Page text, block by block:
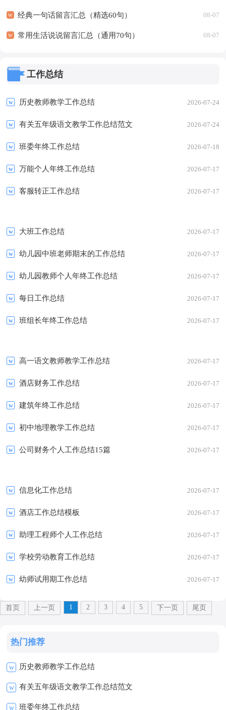
经典一句话留言汇总（精选60句） 08-07
常用生活说说留言汇总（通用70句） 08-07
工作总结
历史教师教学工作总结 2026-07-24
有关五年级语文教学工作总结范文 2026-07-24
班委年终工作总结 2026-07-18
万能个人年终工作总结 2026-07-17
客服转正工作总结 2026-07-17
大班工作总结 2026-07-17
幼儿园中班老师期末的工作总结 2026-07-17
幼儿园教师个人年终工作总结 2026-07-17
每日工作总结 2026-07-17
班组长年终工作总结 2026-07-17
高一语文教师教学工作总结 2026-07-17
酒店财务工作总结 2026-07-17
建筑年终工作总结 2026-07-17
初中地理教学工作总结 2026-07-17
公司财务个人工作总结15篇 2026-07-17
信息化工作总结 2026-07-17
酒店工作总结模板 2026-07-17
助理工程师个人工作总结 2026-07-17
学校劳动教育工作总结 2026-07-17
幼师试用期工作总结 2026-07-17
首页 上一页 1 2 3 4 5 下一页 尾页
热门推荐
w 历史教师教学工作总结
w 有关五年级语文教学工作总结范文
w 班委年终工作总结